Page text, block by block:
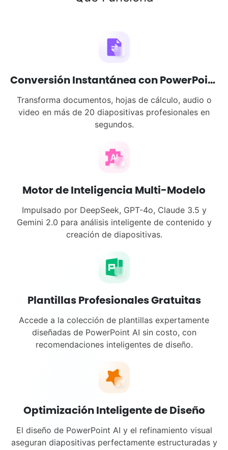
Conversión Instantánea con PowerPoint AI
Transforma documentos, hojas de cálculo, audio o
video en más de 20 diapositivas profesionales en
segundos.
Motor de Inteligencia Multi-Modelo
Impulsado por DeepSeek, GPT-4o, Claude 3.5 y
Gemini 2.0 para análisis inteligente de contenido y
creación de diapositivas.
Plantillas Profesionales Gratuitas
Accede a la colección de plantillas expertamente
diseñadas de PowerPoint AI sin costo, con
recomendaciones inteligentes de diseño.
Optimización Inteligente de Diseño
El diseño de PowerPoint AI y el refinamiento visual
aseguran diapositivas perfectamente estructuradas y